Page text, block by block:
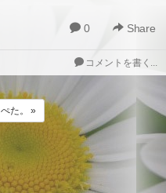
0 Share
コメントを書く...
ぺた。 »